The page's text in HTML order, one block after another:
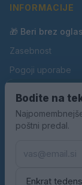
INFORMACIJE
🎁 Beri brez
Zasebnost
Pogoji uporabe
Oglaševanje
Kontakt
Bodite na
poštni predal.